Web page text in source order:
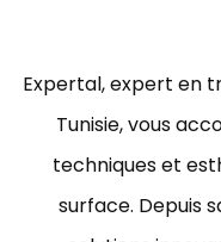
Expertal, expert en
Tunisie, vous
techniques et
surface. Depuis